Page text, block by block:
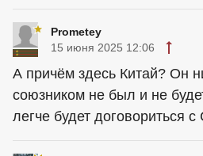
Prometey
15 июня 2025 12:06
А причём здесь Китай? Он
союзником не был и не
легче будет договориться